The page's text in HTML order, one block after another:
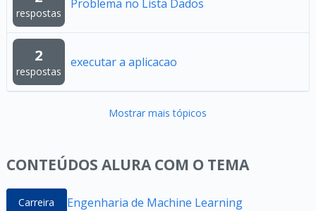
respostas
Problema no Lista Dados
2
respostas
executar a aplicacao
Mostrar mais tópicos
CONTEÚDOS ALURA COM O TEMA
Carreira Engenharia de Machine Learning